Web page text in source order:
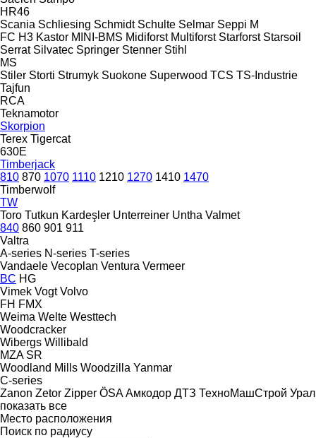
HR46
Scania Schliesing Schmidt Schulte Selmar Seppi M
FC H3 Kastor MINI-BMS Midiforst Multiforst Starforst Starsoil
Serrat Silvatec Springer Stenner Stihl
MS
Stiler Storti Strumyk Suokone Superwood TCS TS-Industrie
Tajfun
RCA
Teknamotor
Skorpion
Terex Tigercat
630E
Timberjack
810 870 1070 1110 1210 1270 1410 1470
Timberwolf
TW
Toro Tutkun Kardeşler Unterreiner Untha Valmet
840 860 901 911
Valtra
A-series N-series T-series
Vandaele Vecoplan Ventura Vermeer
BC HG
Vimek Vogt Volvo
FH FMX
Weima Welte Westtech
Woodcracker
Wibergs Willibald
MZA SR
Woodland Mills Woodzilla Yanmar
C-series
Zanon Zetor Zipper ÖSA Амкодор ДТЗ ТехноМашСтрой Урал
показать все
Место расположения
Поиск по радиусу